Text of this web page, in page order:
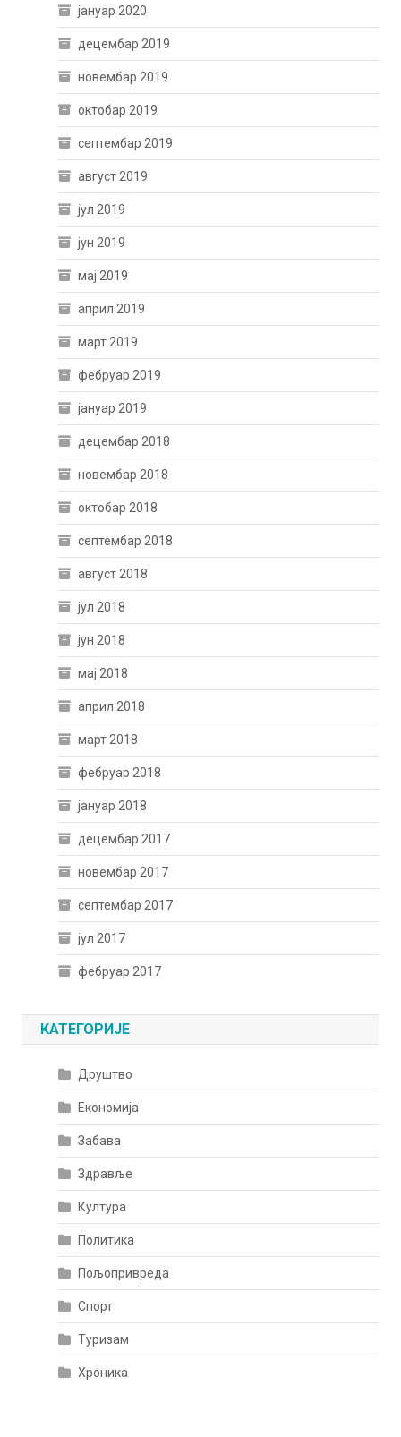
јануар 2020
децембар 2019
новембар 2019
октобар 2019
септембар 2019
август 2019
јул 2019
јун 2019
мај 2019
април 2019
март 2019
фебруар 2019
јануар 2019
децембар 2018
новембар 2018
октобар 2018
септембар 2018
август 2018
јул 2018
јун 2018
мај 2018
април 2018
март 2018
фебруар 2018
јануар 2018
децембар 2017
новембар 2017
септембар 2017
јул 2017
фебруар 2017
КАТЕГОРИЈЕ
Друштво
Економија
Забава
Здравље
Култура
Политика
Пољопривреда
Спорт
Туризам
Хроника